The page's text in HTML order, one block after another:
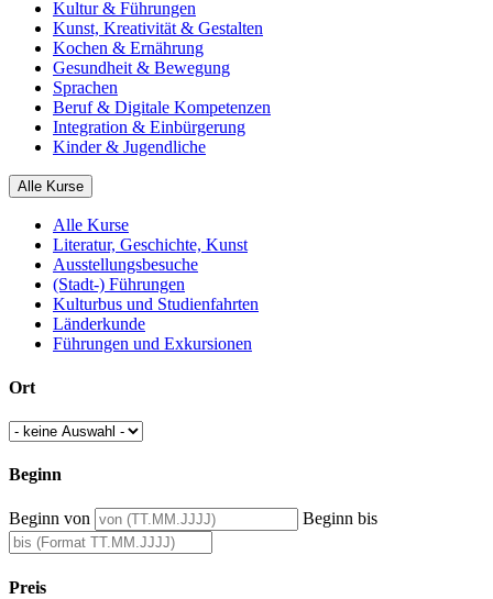
Kultur & Führungen
Kunst, Kreativität & Gestalten
Kochen & Ernährung
Gesundheit & Bewegung
Sprachen
Beruf & Digitale Kompetenzen
Integration & Einbürgerung
Kinder & Jugendliche
Alle Kurse
Alle Kurse
Literatur, Geschichte, Kunst
Ausstellungsbesuche
(Stadt-) Führungen
Kulturbus und Studienfahrten
Länderkunde
Führungen und Exkursionen
Ort
Beginn
Beginn von Beginn bis
Preis